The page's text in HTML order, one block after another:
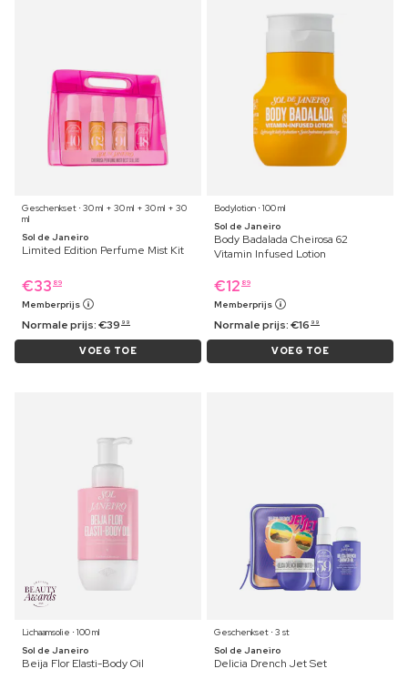
Geschenkset ⋅ 30 ml + 30 ml + 30 ml + 30
ml
Sol de Janeiro
Limited Edition Perfume Mist Kit
€33 89
Memberprijs
Normale prijs:€39 99
VOEG TOE
Bodylotion ⋅ 100 ml
Sol de Janeiro
Body Badalada Cheirosa 62
Vitamin Infused Lotion
€12 89
Memberprijs
Normale prijs:€16 99
VOEG TOE
Lichaamsolie ⋅ 100 ml
Sol de Janeiro
Beija Flor Elasti-Body Oil
Geschenkset ⋅ 3 st
Sol de Janeiro
Delicia Drench Jet Set